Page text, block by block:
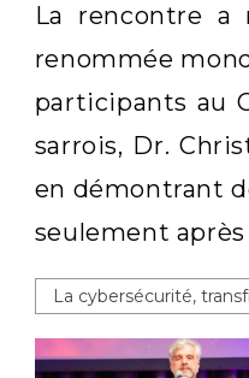
La rencontre a
renommée
participants au
sarrois, Dr.
en démontrant
seulement
La cybersécurité,